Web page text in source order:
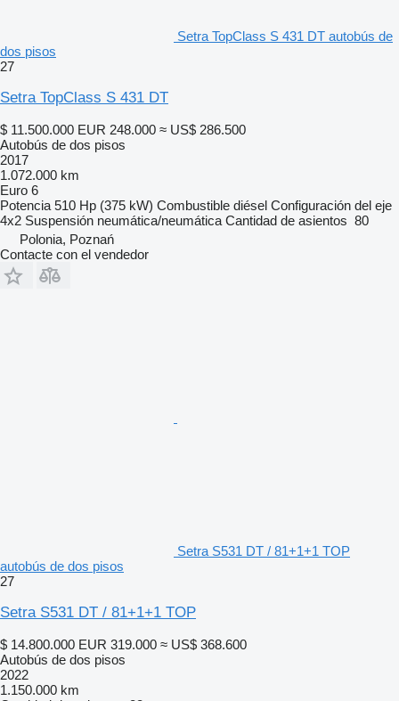
Setra TopClass S 431 DT autobús de
dos pisos
27
Setra TopClass S 431 DT
$ 11.500.000 EUR 248.000 ≈ US$ 286.500
Autobús de dos pisos
2017
1.072.000 km
Euro 6
Potencia 510 Hp (375 kW) Combustible diésel Configuración del eje
4x2 Suspensión neumática/neumática Cantidad de asientos 80
Polonia, Poznań
Contacte con el vendedor
Setra S531 DT / 81+1+1 TOP
autobús de dos pisos
27
Setra S531 DT / 81+1+1 TOP
$ 14.800.000 EUR 319.000 ≈ US$ 368.600
Autobús de dos pisos
2022
1.150.000 km